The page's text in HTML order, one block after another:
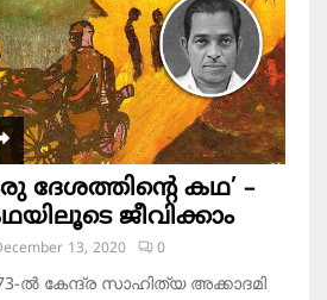
ദേശത്തിന്റെ കഥ’ –
ജീവിക്കാം
13, 2020 0
ല്‍ കേന്ദ്ര സാഹിത്യ അക്കാദമി